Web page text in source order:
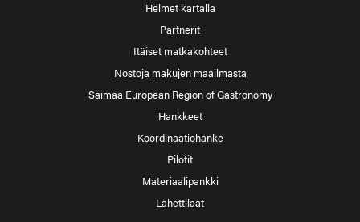
Helmet kartalla
Partnerit
Itäiset matkakohteet
Nostoja makujen maailmasta
Saimaa European Region of Gastronomy
Hankkeet
Koordinaatiohanke
Pilotit
Materiaalipankki
Lähettiläät